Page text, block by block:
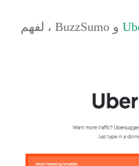
و BuzzSumo ، لفهم